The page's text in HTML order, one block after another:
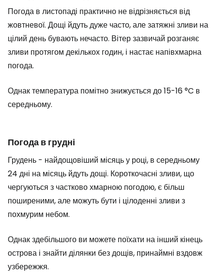
Погода в листопаді практично не відрізняється від
жовтневої. Дощі йдуть дуже часто, але затяжні зливи на
цілий день бувають нечасто. Вітер зазвичай розганяє
зливи протягом декількох годин, і настає напівхмарна
погода.
Однак температура помітно знижується до 15-16 °C в
середньому.
Погода в грудні
Грудень - найдощовіший місяць у році, в середньому
24 дні на місяць йдуть дощі. Короткочасні зливи, що
чергуються з частково хмарною погодою, є більш
поширеними, але можуть бути і цілоденні зливи з
похмурим небом.
Однак здебільшого ви можете поїхати на інший кінець
острова і знайти ділянки без дощів, принаймні вздовж
узбережжя.